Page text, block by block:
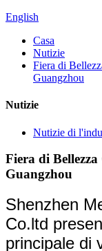
English
Casa
Nutizie
Fiera di
Guangzhou
Nutizie
Nutizie di
Fiera di
Guangzhou
Shenzhen
Co.ltd
principale di